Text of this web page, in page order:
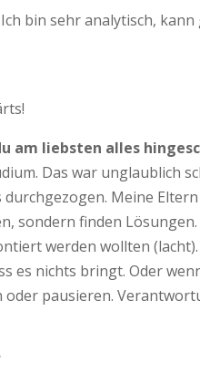
bin sehr analytisch,
am liebsten alles
Das war unglaublich
Meine
sondern finden
werden wollten
es nichts bringt. Oder
pausieren.